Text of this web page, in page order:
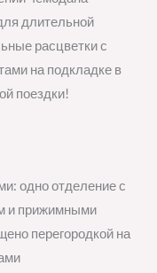
длительной
расцветки с
на подкладке в
поездки!
одно отделение с
и прижимными
перегородкой на